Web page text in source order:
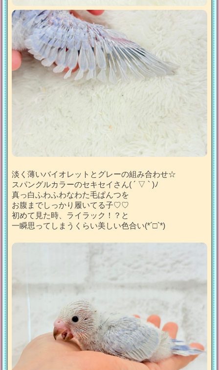
淡く薄いバイオレットとグレーの組み合わせ‪☆
スパングルカラーのセキセイさん( ´ ▽ ` )ﾉ
真っ白ふわふわなわた毛ぱんつを
お腹までしっかり履いてる子♡♡
初めて見た時、ライラック！？と
一瞬思ってしまうくらい美しい色合い(*´□`*)